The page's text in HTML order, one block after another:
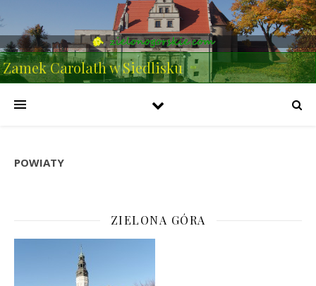
Zamek Carolath w Siedlisku
POWIATY
ZIELONA GÓRA